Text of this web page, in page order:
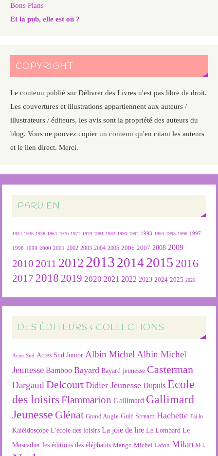
Bons Plans
Et la pub, elle est où ?
COPYRIGHT
Le contenu publié sur Délivrer des Livres n'est pas libre de droit.
Les couvertures et illustrations appartiennent aux auteurs /
illustrateurs / éditeurs, les avis sont la propriété des auteurs du
blog. Vous ne pouvez copier un contenu qu'en citant les auteurs
et le lien direct. Merci.
PARU EN
1934 1936 1938 1964 1970 1971 1979 1981 1983 1990 1992 1993 1994 1995 1996 1997
1998 1999 2000 2001 2002 2003 2004 2005 2006 2007 2008 2009
2010 2011 2012 2013 2014 2015 2016
2017 2018 2019 2020 2021 2022 2023 2024 2025 2026
DES ÉDITEURS & COLLECTIONS
Actes Sud Actes Sud Junior Albin Michel Albin Michel
Jeunesse Bamboo Bayard Bayard jeunesse Casterman
Dargaud Delcourt Didier Jeunesse Dupuis Ecole
des loisirsFlammarion Gallimard Gallimard
Jeunesse Glénat Grand Angle Gulf Stream Hachette J'ai lu
Kaléidoscope L'école des loisirs La joie de lire Le Lombard Le
Muscadier les éditions des éléphants Mango Michel Lafon Milan Msk